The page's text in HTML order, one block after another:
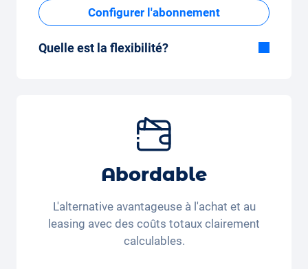
Configurer l'abonnement
Quelle est la flexibilité?
pendant quelques mois ou plusieurs années.
Forfait kilométrique mensuel flexible
mois (350 kilomètres) ou beaucoup de
forfait kilométrique peut être ajusté
confortablement sur l'application.
Abordable
L'alternative avantageuse à l'achat et au
leasing avec des coûts totaux clairement
calculables.